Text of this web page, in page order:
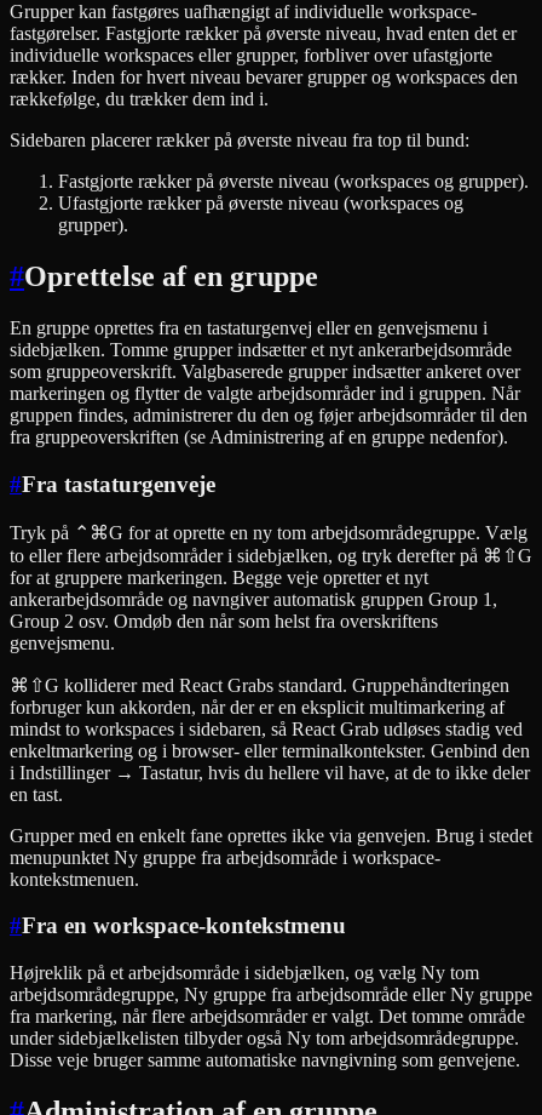
Grupper kan fastgøres uafhængigt af individuelle workspace-
fastgørelser. Fastgjorte rækker på øverste niveau, hvad enten det er
individuelle workspaces eller grupper, forbliver over ufastgjorte
rækker. Inden for hvert niveau bevarer grupper og workspaces den
rækkefølge, du trækker dem ind i.
Sidebaren placerer rækker på øverste niveau fra top til bund:
Fastgjorte rækker på øverste niveau (workspaces og grupper).
Ufastgjorte rækker på øverste niveau (workspaces og
grupper).
#Oprettelse af en gruppe
En gruppe oprettes fra en tastaturgenvej eller en genvejsmenu i
sidebjælken. Tomme grupper indsætter et nyt ankerarbejdsområde
som gruppeoverskrift. Valgbaserede grupper indsætter ankeret over
markeringen og flytter de valgte arbejdsområder ind i gruppen. Når
gruppen findes, administrerer du den og føjer arbejdsområder til den
fra gruppeoverskriften (se Administrering af en gruppe nedenfor).
#Fra tastaturgenveje
Tryk på ⌃⌘G for at oprette en ny tom arbejdsområdegruppe. Vælg
to eller flere arbejdsområder i sidebjælken, og tryk derefter på ⌘⇧G
for at gruppere markeringen. Begge veje opretter et nyt
ankerarbejdsområde og navngiver automatisk gruppen Group 1,
Group 2 osv. Omdøb den når som helst fra overskriftens
genvejsmenu.
⌘⇧G kolliderer med React Grabs standard. Gruppehåndteringen
forbruger kun akkorden, når der er en eksplicit multimarkering af
mindst to workspaces i sidebaren, så React Grab udløses stadig ved
enkeltmarkering og i browser- eller terminalkontekster. Genbind den
i Indstillinger → Tastatur, hvis du hellere vil have, at de to ikke deler
en tast.
Grupper med en enkelt fane oprettes ikke via genvejen. Brug i stedet
menupunktet Ny gruppe fra arbejdsområde i workspace-
kontekstmenuen.
#Fra en workspace-kontekstmenu
Højreklik på et arbejdsområde i sidebjælken, og vælg Ny tom
arbejdsområdegruppe, Ny gruppe fra arbejdsområde eller Ny gruppe
fra markering, når flere arbejdsområder er valgt. Det tomme område
under sidebjælkelisten tilbyder også Ny tom arbejdsområdegruppe.
Disse veje bruger samme automatiske navngivning som genvejene.